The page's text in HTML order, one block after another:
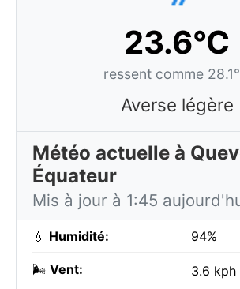
23.6°C
ressent comme
Averse légère
Météo actuelle à
Équateur
Mis à jour à 1:45
💧 Humidité: 94%
🌬️ Vent: 3.6 kph